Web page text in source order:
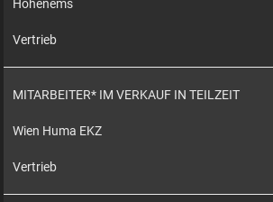
Hohenems
Vertrieb
MITARBEITER* IM VERKAUF IN TEILZEIT
Wien Huma EKZ
Vertrieb